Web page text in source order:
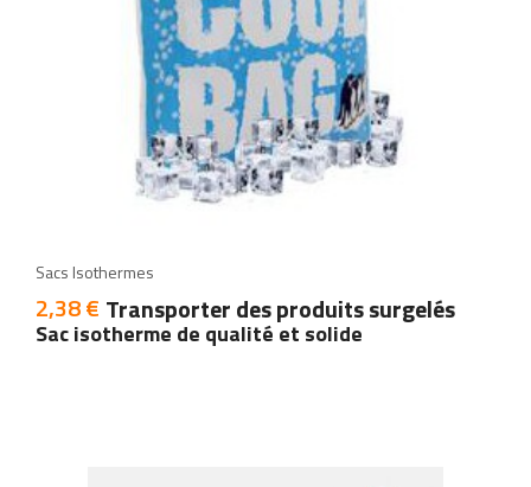
Sacs Isothermes
2,38 € Prix
Transporter des produits surgelés
Sac isotherme de qualité et solide